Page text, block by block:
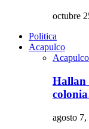
octubre
Politica
Acapulco
Acapulco
Hallan
agosto